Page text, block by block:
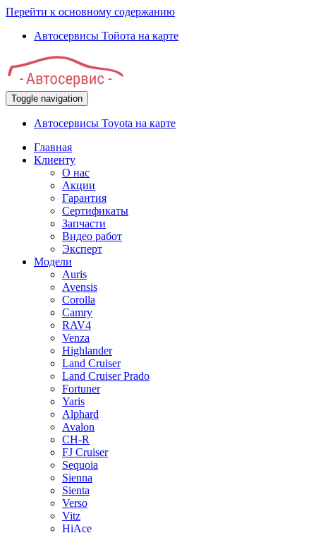
Перейти к основному содержанию
Автосервисы Тойота на карте
Toggle navigation
Автосервисы Toyota на карте
Главная
Клиенту
О нас
Акции
Гарантия
Сертификаты
Запчасти
Видео работ
Эксперт
Модели
Auris
Avensis
Corolla
Camry
RAV4
Venza
Highlander
Land Cruiser
Land Cruiser Prado
Fortuner
Yaris
Alphard
Avalon
CH-R
FJ Cruiser
Sequoia
Sienna
Sienta
Verso
Vitz
HiAce